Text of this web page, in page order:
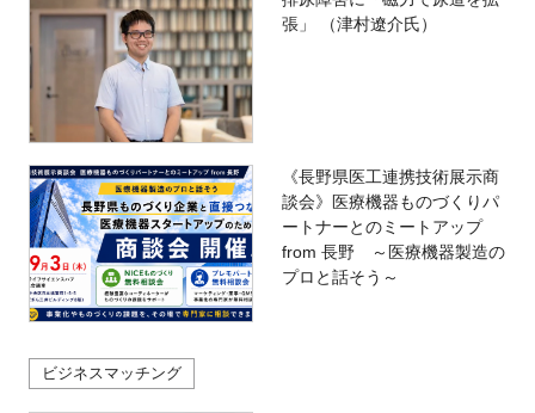
張」 （津村遼介氏）
《長野県医工連携技術展示商
談会》医療機器ものづくりパ
ートナーとのミートアップ
from 長野 ～医療機器製造の
プロと話そう～
ビジネスマッチング